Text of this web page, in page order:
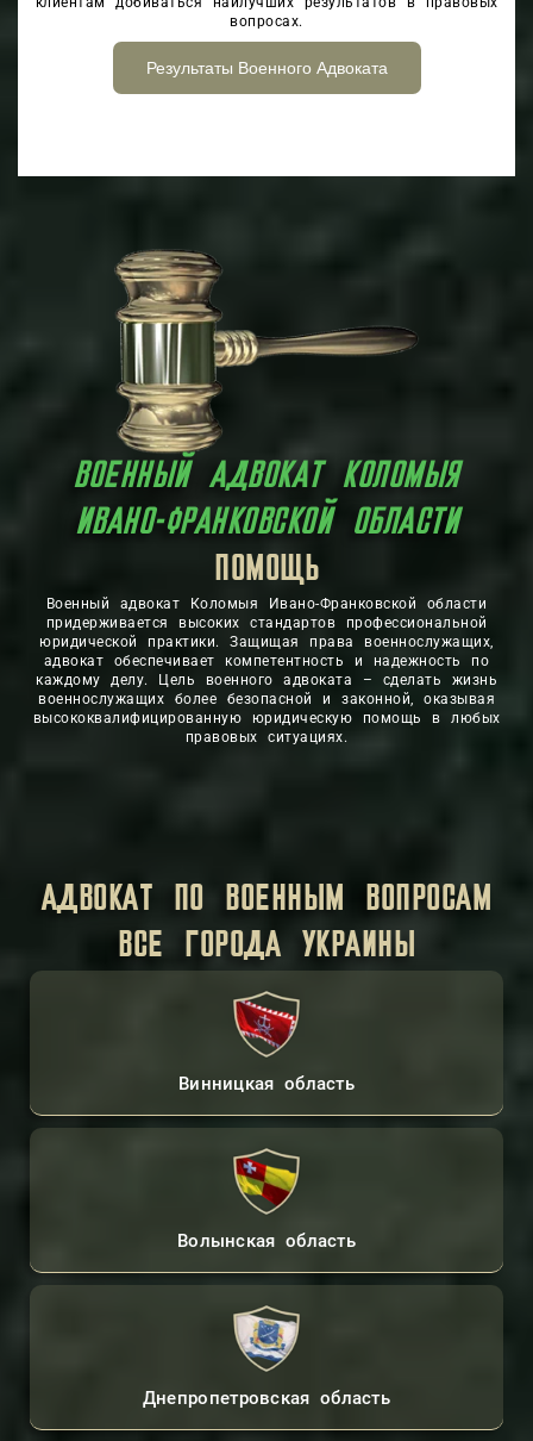
вопросах.
Результаты Военного Адвоката
ВОЕННЫЙ АДВОКАТ КОЛОМЫЯ
ИВАНО-ФРАНКОВСКОЙ ОБЛАСТИ
ЗАЩИТА
ПОМОЩЬ
Военный адвокат Коломыя Ивано-Франковской области
придерживается высоких стандартов профессиональной
юридической практики. Защищая права военнослужащих,
адвокат обеспечивает компетентность и надежность по
каждому делу. Цель военного адвоката – сделать жизнь
военнослужащих более безопасной и законной, оказывая
высококвалифицированную юридическую помощь в любых
правовых ситуациях.
АДВОКАТ ПО ВОЕННЫМ ВОПРОСАМ
ВСЕ ГОРОДА УКРАИНЫ
Винницкая область
Волынская область
Днепропетровская область